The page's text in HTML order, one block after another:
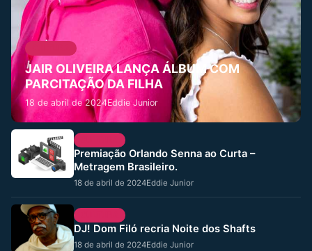
JAIR OLIVEIRA LANÇA ÁLBUM COM
PARCITAÇÃO DA FILHA
18 de abril de 2024Eddie Junior
Premiação Orlando Senna ao Curta –
Metragem Brasileiro.
18 de abril de 2024Eddie Junior
DJ! Dom Filó recria Noite dos Shafts
18 de abril de 2024Eddie Junior